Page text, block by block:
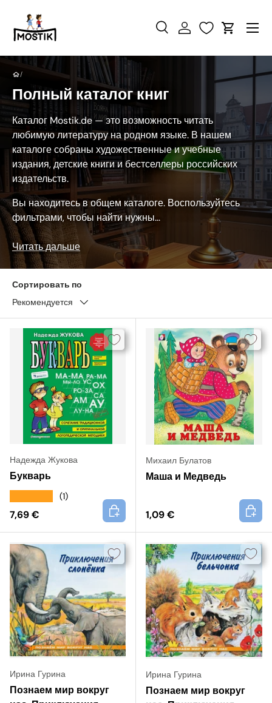
Перейти к контенту
Поиск
Найти
ПоискВойти Корзина
/
Полный каталог книг
Каталог Mostik.de — это возможность читать
любимую литературу на родном языке. В нашем
каталоге собраны художественные и учебные
издания, детские книги и бестселлеры российских
издательств.
Вы находитесь в общем каталоге. Воспользуйтесь
фильтрами, чтобы найти нужны...
Читать дальше
Сортировать по
Рекомендуется
Надежда Жукова
Букварь
(1)
7,69 €
+
Михаил Булатов
Маша и Медведь
1,09 €
+
Ирина Гурина
Познаем мир вокруг
Ирина Гурина
Познаем мир вокруг